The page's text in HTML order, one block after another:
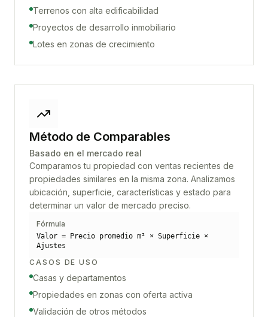
Terrenos con alta edificabilidad
Proyectos de desarrollo inmobiliario
Lotes en zonas de crecimiento
Método de Comparables
Basado en el mercado real
Comparamos tu propiedad con ventas recientes de
propiedades similares en la misma zona. Analizamos
ubicación, superficie, características y estado para
determinar un valor de mercado preciso.
Fórmula
Valor = Precio promedio m² × Superficie ×
Ajustes
CASOS DE USO
Casas y departamentos
Propiedades en zonas con oferta activa
Validación de otros métodos